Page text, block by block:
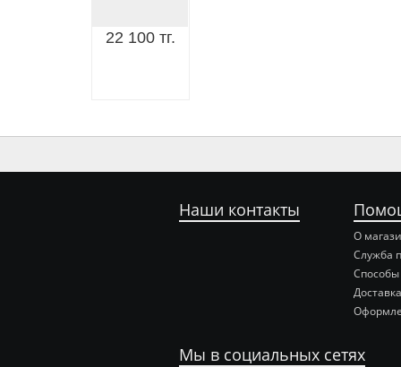
22 100 тг.
Наши контакты
О
Служба
Мы в социальных сетях